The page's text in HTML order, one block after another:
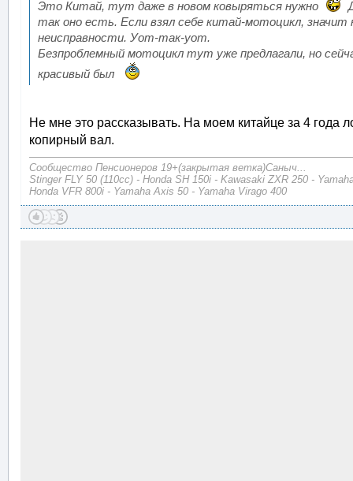
Это Китай, тут даже в новом ковыряться нужно
так оно есть. Если взял себе китай-мотоцикл,
неисправности. Уот-так-уот.
Безпроблемный мотоцикл тут уже предлагали, но
красивый был
Не мне это рассказывать. На моем китайце за 4 года
копирный вал.
Сообщество Пенсионеров 19+(закрытая ветка)Саныч...
Stinger FLY 50 (110cc) - Honda SH 150i - Kawasaki ZXR 250 -
Honda VFR 800i - Yamaha Axis 50 - Yamaha Virago 400